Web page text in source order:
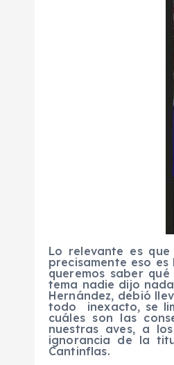
Lo relevante es
precisamente eso
queremos saber
tema nadie dijo
Hernández, debió
todo inexacto, se
cuáles son las
nuestras aves, a
ignorancia de la
Cantinflas.